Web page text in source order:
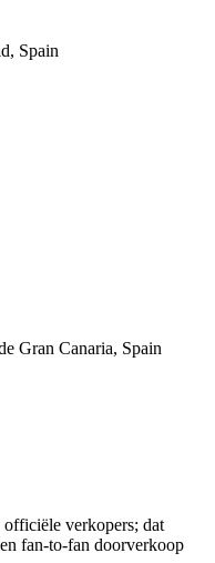
Spain
Gran Canaria, Spain
verkopers; dat
fan‑to‑fan doorverkoop